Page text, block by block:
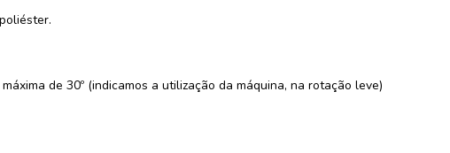
de 30º (indicamos a utilização da máquina, na rotação leve)